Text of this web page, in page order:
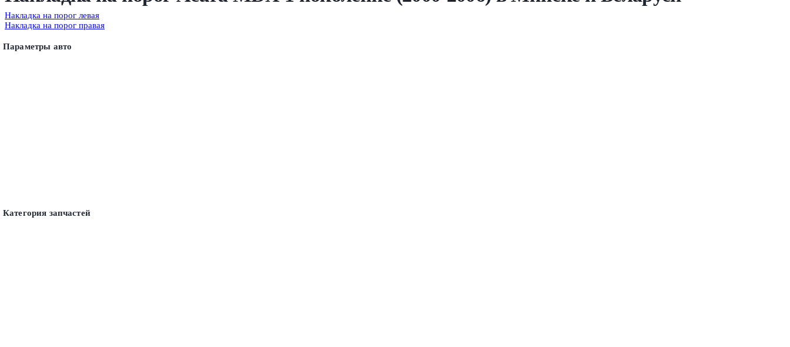
Накладка на порог левая
Накладка на порог правая
Параметры авто
Категория запчастей